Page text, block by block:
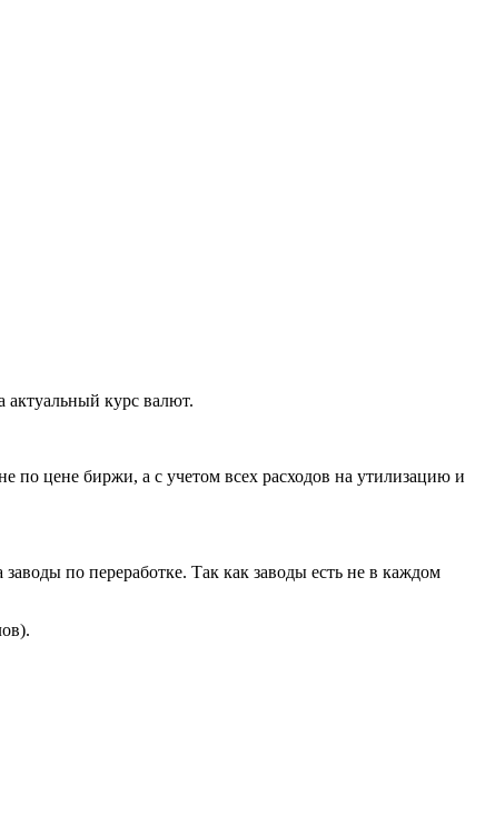
курс валют.
по цене биржи, а с учетом всех расходов на утилизацию и
по переработке. Так как заводы есть не в каждом